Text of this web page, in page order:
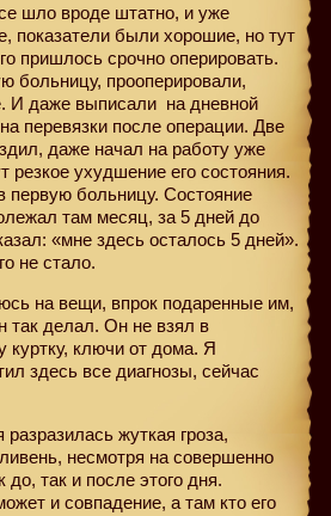
шло вроде штатно, и уже
показатели были хорошие, но тут
пришлось срочно оперировать.
больницу, прооперировали,
И даже выписали на дневной
перевязки после операции. Две
даже начал на работу уже
резкое ухудшение его состояния.
первую больницу. Состояние
там месяц, за 5 дней до
«мне здесь осталось 5 дней».
не стало.
на вещи, впрок подаренные им,
так делал. Он не взял в
ключи от дома. Я
здесь все диагнозы, сейчас
жуткая гроза,
несмотря на совершенно
так и после этого дня.
и совпадение, а там кто его